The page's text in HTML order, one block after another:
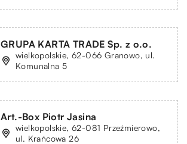
GRUPA KARTA TRADE Sp. z o.o.
wielkopolskie, 62-066 Granowo, ul.
Komunalna 5
Art.-Box Piotr Jasina
wielkopolskie, 62-081 Przeźmierowo,
ul. Krańcowa 26